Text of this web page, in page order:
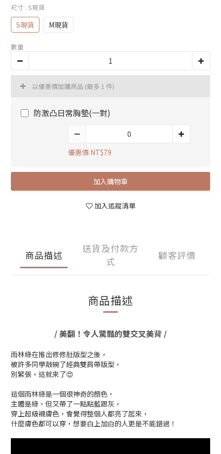
尺寸 : S現貨
S現貨 M現貨
數量
以優惠價加購商品 (最多 1 件)
防激凸日常胸墊(一對)
優惠價 NT$79
加入購物車
加入追蹤清單
商品描述
送貨及付款方
式
顧客評價
商品描述
/ 美翻！令人驚豔的雙交叉美背 /
雨林綠在推出修修肚版型之後，
被許多同學敲碗了經典雙肩帶版型，
別緊張，這就來了😍
這個雨林綠是一個很神奇的顏色，
主體是綠，但又帶了一點點藍跟灰，
穿上超級襯膚色，會覺得整個人都亮了起來，
什麼膚色都可以穿，想要白上加白的人更是不能錯過！